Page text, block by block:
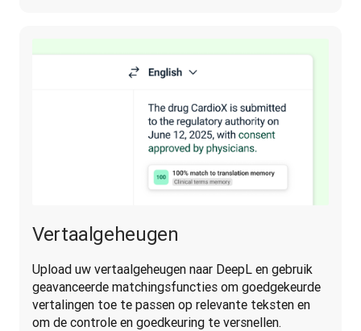
Vertaalgeheugen
Upload uw vertaalgeheugen naar DeepL en gebruik
geavanceerde matchingsfuncties om goedgekeurde
vertalingen toe te passen op relevante teksten en
om de controle en goedkeuring te versnellen.